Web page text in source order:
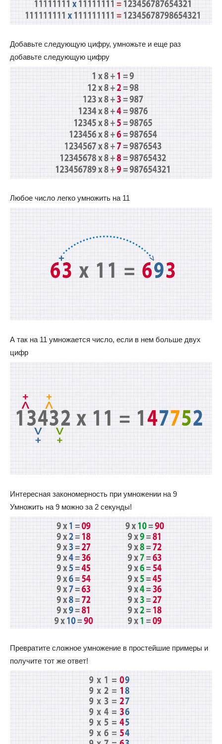
Добавьте следующую цифру, умножьте и еще раз
добавьте следующую цифру
Любое число легко умножить на 11
А так на 11 умножается число, если в нем больше двух
цифр
Интересная закономерность при умножении на 9
Умножить на 9 можно за 2 секунды!
Превратите сложное умножение в простейшие примеры и
получите тот же ответ!